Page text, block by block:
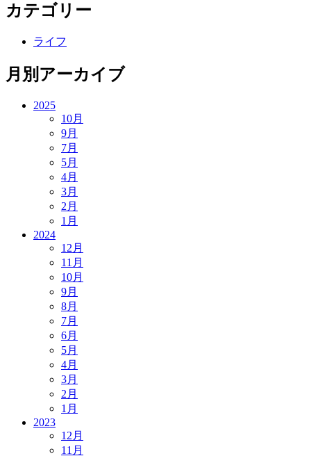
カテゴリー
ライフ
月別アーカイブ
2025
10月
9月
7月
5月
4月
3月
2月
1月
2024
12月
11月
10月
9月
8月
7月
6月
5月
4月
3月
2月
1月
2023
12月
11月